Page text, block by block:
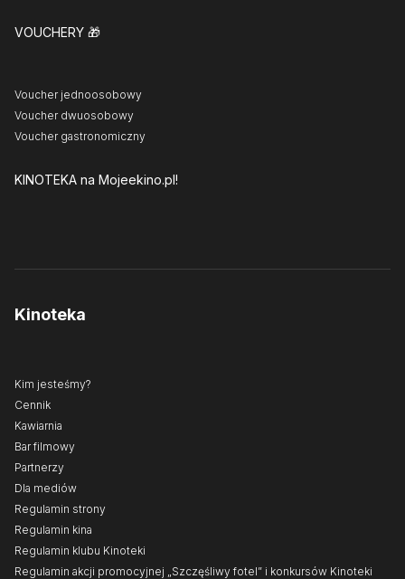
VOUCHERY 🎁
Voucher jednoosobowy
Voucher dwuosobowy
Voucher gastronomiczny
KINOTEKA na Mojeekino.pl!
Kinoteka
Kim jesteśmy?
Cennik
Kawiarnia
Bar filmowy
Partnerzy
Dla mediów
Regulamin strony
Regulamin kina
Regulamin klubu Kinoteki
Regulamin akcji promocyjnej „Szczęśliwy fotel” i konkursów Kinoteki